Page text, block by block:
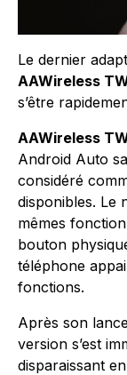
Le dernier
AAWireless
s’être
AAWireless
Android Auto
considéré
disponibles. Le
mêmes
bouton
téléphone
fonctions.
Après son
version s’est
disparaissant